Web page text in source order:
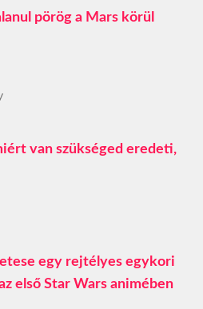
pörög a Mars körül
van szükséged eredeti,
egy rejtélyes egykori
első Star Wars animében